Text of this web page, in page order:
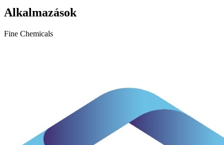
Alkalmazások
Fine Chemicals